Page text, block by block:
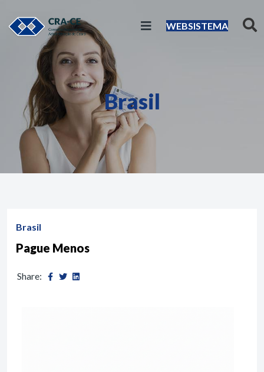
WEBSISTEMA
Brasil
Brasil
Pague Menos
Share: